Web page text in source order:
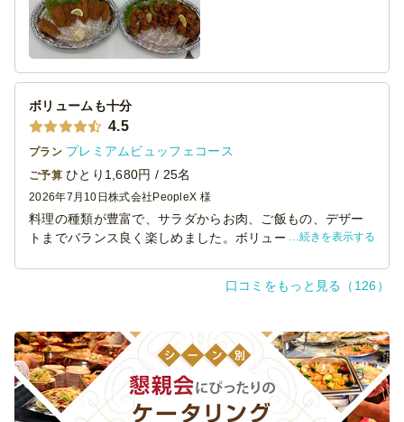
ボリュームも十分
4.5
プラン プレミアムビュッフェコース
ご予算 ひとり1,680円 / 25名
2026年7月10日 株式会社PeopleX 様
料理の種類が豊富で、サラダからお肉、ご飯もの、デザー
トまでバランス良く楽しめました。ボリュームも十分で、
続きを表示する
口コミをもっと見る（126）